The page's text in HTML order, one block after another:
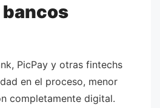
PicPay y otras fintechs
en el proceso, menor
completamente digital.